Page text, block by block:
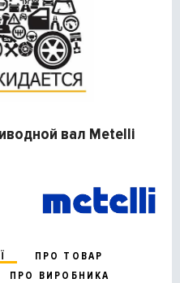
вал Metelli
ПРО ТОВАР
ПРО ВИРОБНИКА